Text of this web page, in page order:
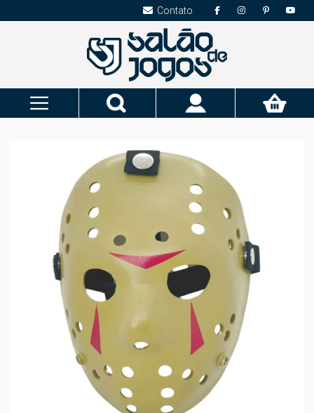
Contato
Carrinho
Pesquisa